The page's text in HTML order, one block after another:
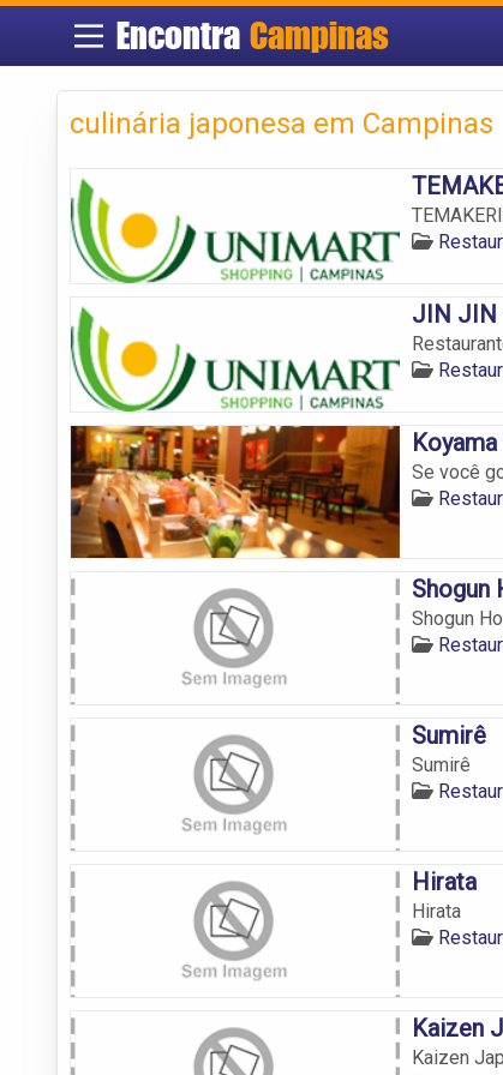
EncontraCampinas
culinária japonesa em Campinas
JIN JIN
Se você
Shogun
Shogun
Sumirê
Sumirê
Hirata
Hirata
Kaizen
Kaizen